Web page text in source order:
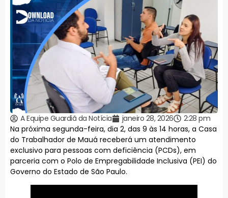
A Equipe Guardiã da Notícia janeiro 28, 2026
2:28 pm
Na próxima segunda-feira, dia 2, das 9 às 14 horas, a Casa
do Trabalhador de Mauá receberá um atendimento
exclusivo para pessoas com deficiência (PCDs), em
parceria com o Polo de Empregabilidade Inclusiva (PEI) do
Governo do Estado de São Paulo.